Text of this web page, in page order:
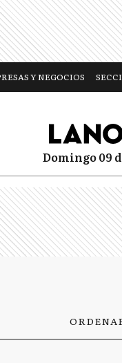
Y NEGOCIOS
domingo 09